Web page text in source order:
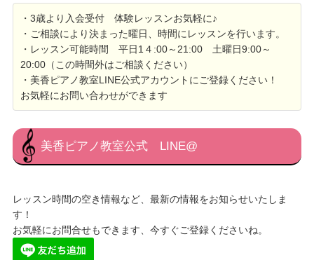
・3歳より入会受付 体験レッスンお気軽に♪
・ご相談により決まった曜日、時間にレッスンを行います。
・レッスン可能時間 平日1４:00～21:00 土曜日9:00～
20:00（この時間外はご相談ください）
・美香ピアノ教室LINE公式アカウントにご登録ください！
お気軽にお問い合わせができます
美香ピアノ教室公式 LINE@
レッスン時間の空き情報など、最新の情報をお知らせいたしま
す！
お気軽にお問合せもできます、今すぐご登録くださいね。